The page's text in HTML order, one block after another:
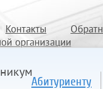
Контакты
организации
Абитуриенту